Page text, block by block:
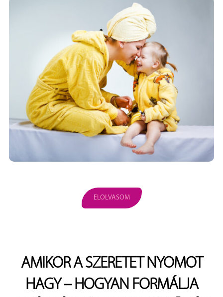
ELOLVASOM
AMIKOR A SZERETET NYOMOT
HAGY – HOGYAN FORMÁLJA